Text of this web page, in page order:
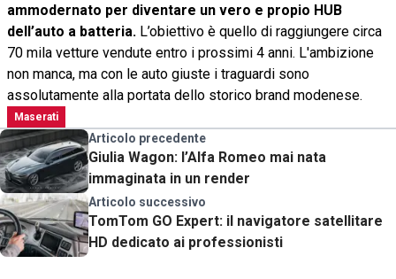
ammodernato per diventare un vero e propio HUB
dell’auto a batteria. L’obiettivo è quello di raggiungere circa
70 mila vetture vendute entro i prossimi 4 anni. L'ambizione
non manca, ma con le auto giuste i traguardi sono
assolutamente alla portata dello storico brand modenese.
Maserati
Articolo precedente
Giulia Wagon: l’Alfa Romeo mai nata
immaginata in un render
Articolo successivo
TomTom GO Expert: il navigatore satellitare
HD dedicato ai professionisti